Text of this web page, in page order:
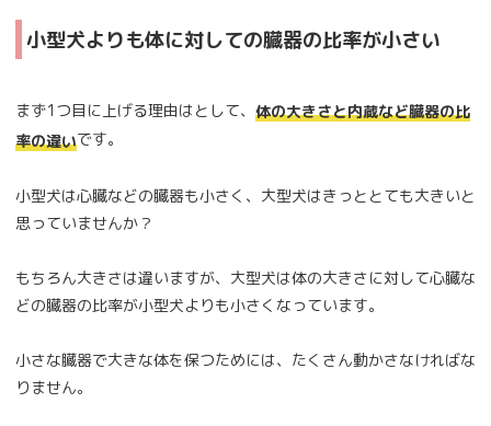
小型犬よりも体に対しての臓器の比率が小さい
まず1つ目に上げる理由はとして、 体の大きさと内蔵など臓器の比
率の違いです。
小型犬は心臓などの臓器も小さく、大型犬はきっととても大きいと
思っていませんか？
もちろん大きさは違いますが、大型犬は体の大きさに対して心臓な
どの臓器の比率が小型犬よりも小さくなっています。
小さな臓器で大きな体を保つためには、たくさん動かさなければな
りません。